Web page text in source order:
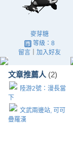
麥芽糖
等級：8
留言｜ 加入好友
文章推薦人 (2)
陸游2號：漫長當
下
文武兩邊站, 可可
疊羅漢